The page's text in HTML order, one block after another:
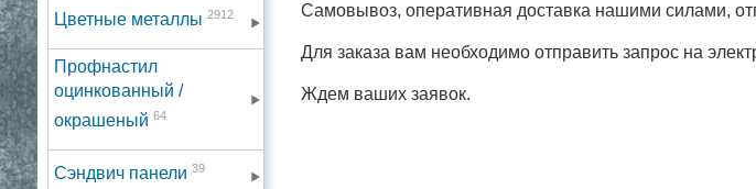
Цветные металлы 2912
Профнастил
оцинкованный /
окрашеный 64
Сэндвич панели 39
Самовывоз, оперативная доставка нашими силами,
Для заказа вам необходимо отправить запрос на
Ждем ваших заявок.